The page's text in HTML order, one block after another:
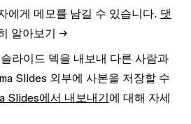
에게 메모를 남길 수 있습니다. 댓
알아보기 →
라이드 덱을 내보내 다른 사람과
Slides 외부에 사본을 저장할 수
Slides에서 내보내기에 대해 자세